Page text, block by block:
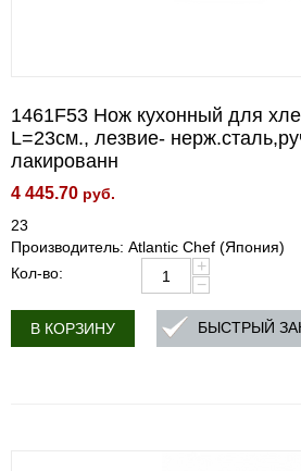
1461F53 Нож кухонный для
L=23см., лезвие-
лакированн
4 445.70 руб.
23
Производитель: Atlantic Chef (Япония)
Кол-во:
+
−
В КОРЗИНУ БЫСТРЫЙ